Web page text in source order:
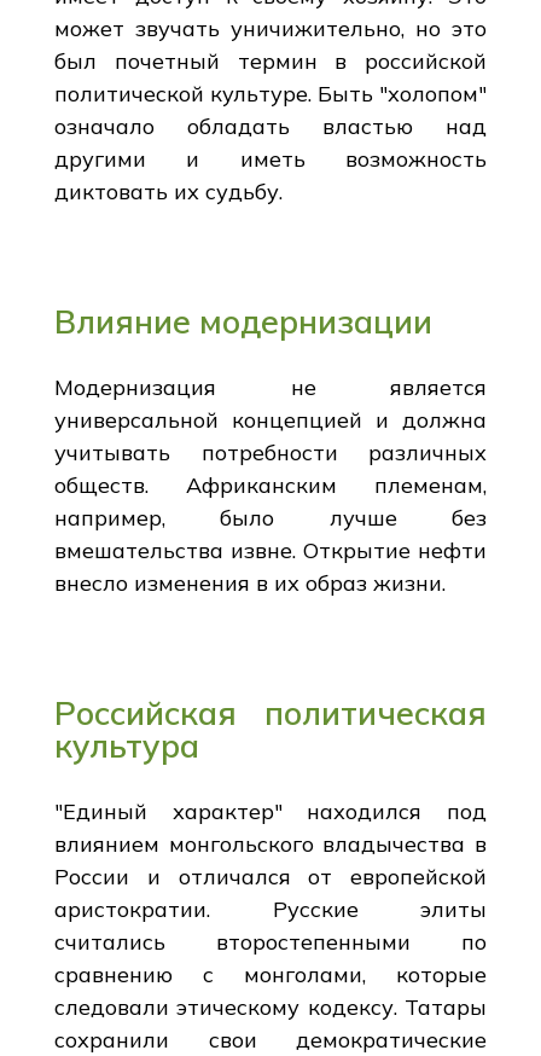
может звучать уничижительно, но это
был почетный термин в российской
политической культуре. Быть "холопом"
означало обладать властью над
другими и иметь возможность
диктовать их судьбу.
Влияние модернизации
Модернизация не является
универсальной концепцией и должна
учитывать потребности различных
обществ. Африканским племенам,
например, было лучше без
вмешательства извне. Открытие нефти
внесло изменения в их образ жизни.
Российская политическая
культура
"Единый характер" находился под
влиянием монгольского владычества в
России и отличался от европейской
аристократии. Русские элиты
считались второстепенными по
сравнению с монголами, которые
следовали этическому кодексу. Татары
сохранили свои демократические